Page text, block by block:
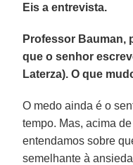
Eis a entrevista.
Professor Bauman,
que o senhor
Laterza). O que
O medo ainda é o
tempo. Mas, acima
entendamos sobre
semelhante à